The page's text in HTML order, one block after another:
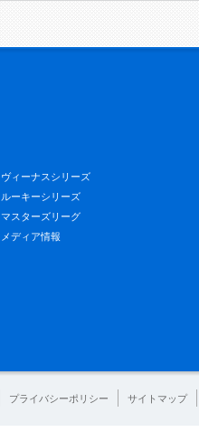
ヴィーナスシリーズ
ルーキーシリーズ
マスターズリーグ
メディア情報
プライバシーポリシー サイトマップ